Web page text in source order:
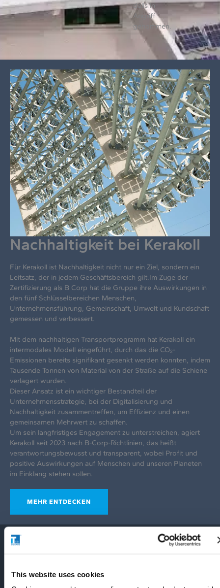
This website uses cookies
dells in
Angriff
genommen.
Nachhaltigkeit bei Kerakoll
Für Kerakoll ist Nachhaltigkeit nicht nur ein Ziel, sondern ein
Leitsatz, der in jedem Geschäftsbereich gilt.Im Zuge der
Zertifizierung als B Corp hat die Gruppe ihre Auswirkungen in
den fünf Schlüsselbereichen Menschen,
Unternehmensführung, Gemeinschaft, Umwelt und Kundschaft
gemessen und verbessert.
Mit dem nachhaltigen Transportprogramm hat Kerakoll ein
intermodales Modell eingeführt, durch das die CO₂-
Emissionen bereits signifikant gesenkt werden konnten, indem
Tausende Tonnen von Material von der Straße auf die Schiene
verlagert wurden.
Dieser Ansatz ist ein wichtiger Bestandteil der
Unternehmensstrategie, bei der Digitalisierung und
Nachhaltigkeit zusammentreffen, um Effizienz und einen
gemeinsamen Mehrwert zu schaffen.
Um sein langfristiges Engagement zu unterstreichen, agiert
Kerakoll seit 2023 nach B-Corp-Richtlinien, das heißt
verantwortungsbewusst und transparent, wobei Profit und
positive Auswirkungen auf Menschen und unseren Planeten
im Einklang stehen sollen.
MEHR ENTDECKEN